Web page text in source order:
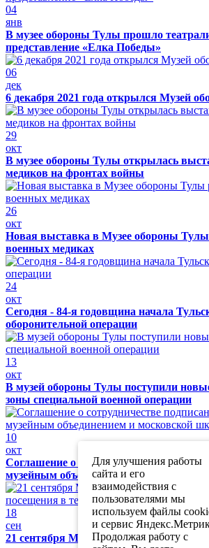
04
янв
В музее обороны Тулы прошло
представление «Елка Победы»
06
дек
6 декабря 2021 года открылся Музей
29
окт
В музее обороны Тулы открылась
медиков на фронтах войны
26
окт
Новая выставка в Музее обороны Тулы
военных медиках
24
окт
Сегодня - 84-я годовщина начала
оборонительной операции
13
окт
В музей обороны Тулы поступили
зоны специальной военной операции
10
окт
Соглашение о сотрудничестве
музейным объединением и
18
сен
21 сентября Музей обороны Тулы
Для улучшения работы
сайта и его
взаимодействия с
пользователями мы
используем файлы
и сервис
Продолжая работу с